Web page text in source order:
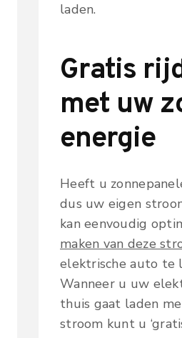
laden.
Gratis
met uw
energie
Heeft u
dus uw eigen
kan eenvoudig
maken van deze
elektrische auto te
Wanneer u uw
thuis gaat laden
stroom kunt u